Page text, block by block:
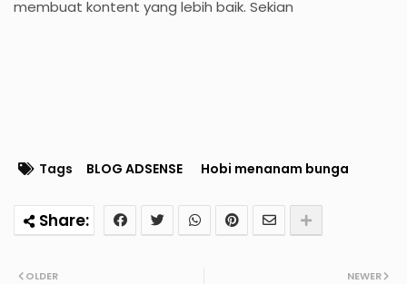
membuat kontent yang lebih baik. Sekian
Tags BLOG ADSENSE Hobi menanam bunga
NEWER
OLDER